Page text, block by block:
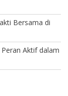
Bersama di
Peran Aktif dalam